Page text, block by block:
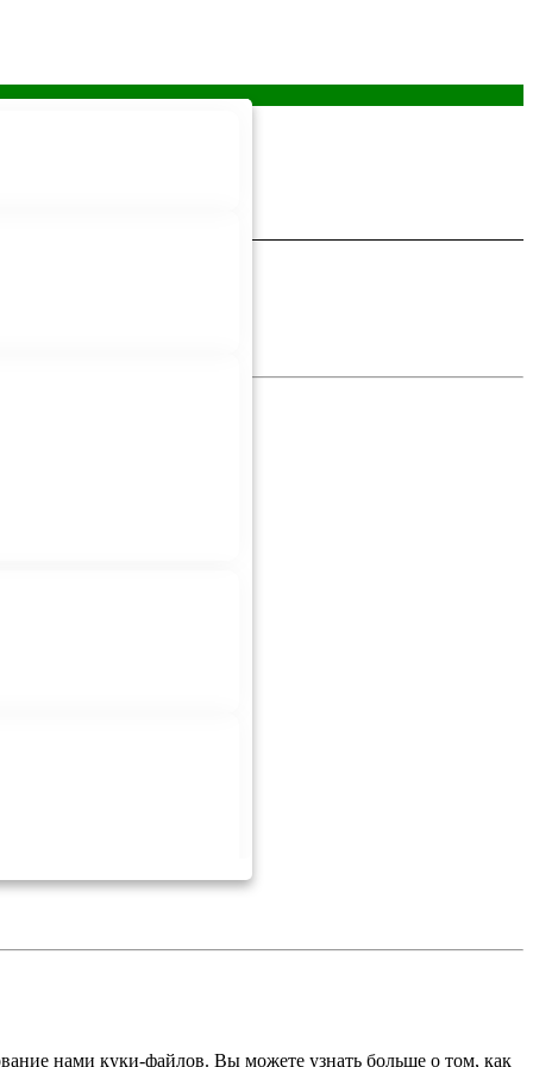
нами куки-файлов. Вы можете узнать больше о том, как